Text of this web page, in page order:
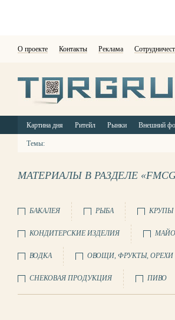
О проекте Контакты Реклама
Картина дня Ритейл Рынки Внешний
Темы:
МАТЕРИАЛЫ В РАЗДЕЛЕ
БАКАЛЕЯ РЫБА КРУПЫ
КОНДИТЕРСКИЕ ИЗДЕЛИЯ
ВОДКА ОВОЩИ, ФРУКТЫ, ОРЕХИ
СНЕКОВАЯ ПРОДУКЦИЯ ПИВО